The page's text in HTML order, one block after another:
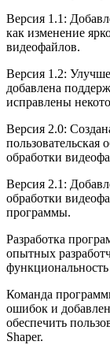
Версия 1.1:
как изменение
видеофайлов.
Версия 1.2:
добавлена
исправлены
Версия 2.0:
пользовательская
обработки
Версия 2.1:
обработки
программы.
Разработка
опытных
Команда
ошибок и
обеспечить
Shaper.